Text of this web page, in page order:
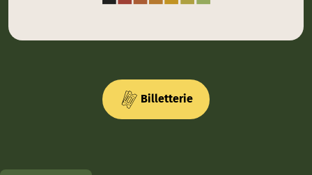
Billetterie